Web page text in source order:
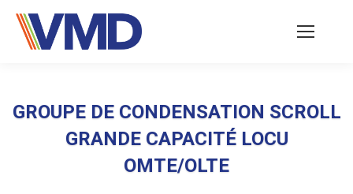
GROUPE DE CONDENSATION SCROLL
GRANDE CAPACITÉ LOCU
OMTE/OLTE